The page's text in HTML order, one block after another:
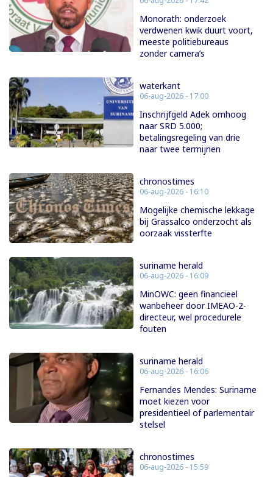
Monorath: onderzoek
verdwenen kwik duurt voort,
meeste politiebureaus
zonder camera’s
waterkant
06-aug-2026 - 17:00
Inschrijfgeld Adek omhoog
naar SRD 5.000;
betalingsregeling van drie
naar twee termijnen
chronostimes
06-aug-2026 - 16:10
Mogelijke chemische lekkage
bij Grassalco onderzocht als
oorzaak vissterfte
suriname herald
06-aug-2026 - 16:09
MinOWC: geen financieel
wanbeheer door IMEAO-2-
directeur, wel procedurele
fouten
suriname herald
06-aug-2026 - 16:06
Fernandes Mendes: Suriname
moet kiezen voor
presidentieel of parlementair
stelsel
chronostimes
06-aug-2026 - 15:59